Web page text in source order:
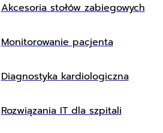
Akcesoria stołów zabiegowych
Monitorowanie pacjenta
Diagnostyka kardiologiczna
Rozwiązania IT dla szpitali